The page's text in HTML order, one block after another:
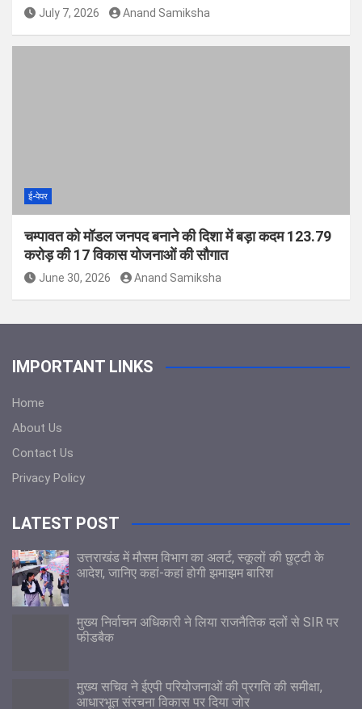
July 7, 2026 Anand Samiksha
ई-पेपर
चम्पावत को मॉडल जनपद बनाने की दिशा में बड़ा कदम 123.79
करोड़ की 17 विकास योजनाओं की सौगात
June 30, 2026 Anand Samiksha
IMPORTANT LINKS
Home
About Us
Contact Us
Privacy Policy
LATEST POST
उत्तराखंड में मौसम विभाग का अलर्ट, स्कूलों की छुट्टी के
आदेश, जानिए कहां-कहां होगी झमाझम बारिश
मुख्य निर्वाचन अधिकारी ने लिया राजनैतिक दलों से SIR पर
फीडबैक
मुख्य सचिव ने ईएपी परियोजनाओं की प्रगति की समीक्षा,
आधारभूत संरचना विकास पर दिया जोर